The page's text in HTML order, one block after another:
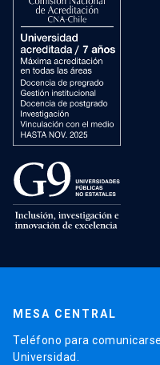
MESA CENTRAL
Teléfono para
Universidad.